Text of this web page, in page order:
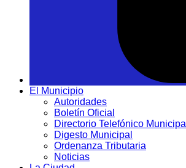
El Municipio
Autoridades
Boletín Oficial
Directorio Telefónico Municipal
Digesto Municipal
Ordenanza Tributaria
Noticias